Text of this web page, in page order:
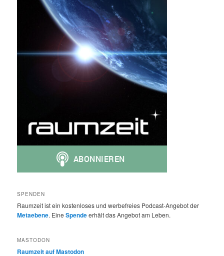
SPENDEN
Raumzeit ist ein kostenloses und werbefreies Podcast-Angebot der
Metaebene. EineSpendeerhält das Angebot am Leben.
MASTODON
Raumzeit auf Mastodon